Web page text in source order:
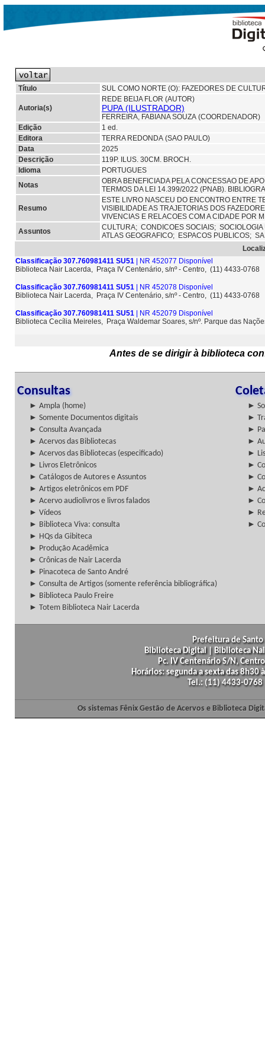
Título SUL COMO NORTE (O): FAZEDORES DE
Autoria(s)
REDE BEIJA FLOR (AUTOR)
PUPA (ILUSTRADOR)
FERREIRA, FABIANA SOUZA (COORDENADOR)
Edição
1 ed.
Editora
TERRA REDONDA (SAO PAULO)
Data
2025
Descrição
119P. ILUS. 30CM. BROCH.
Idioma
PORTUGUES
Notas
OBRA BENEFICIADA PELA CONCESSAO DE
TERMOS DA LEI 14.399/2022 (PNAB).
Resumo
ESTE LIVRO NASCEU DO ENCONTRO ENTRE
VISIBILIDADE AS TRAJETORIAS DOS
VIVENCIAS E RELACOES COM A CIDADE POR
Assuntos
CULTURA; CONDICOES SOCIAIS;
ATLAS GEOGRAFICO; ESPACOS PUBLICOS;
Classificação 307.760981411 SU51 | NR 452077 Disponível
Biblioteca Nair Lacerda, Praça IV Centenário, s/nº - Centro, (11) 4433-0768
Classificação 307.760981411 SU51 | NR 452078 Disponível
Biblioteca Nair Lacerda, Praça IV Centenário, s/nº - Centro, (11) 4433-0768
Classificação 307.760981411 SU51 | NR 452079 Disponível
Biblioteca Cecília Meireles, Praça Waldemar Soares, s/nº. Parque das
Antes de se dirigir à biblioteca
Consultas
► Ampla (home)
►
► Somente Documentos digitais
►
► Consulta Avançada
►
► Acervos das Bibliotecas
►
► Acervos das Bibliotecas (especificado)
►
► Livros Eletrônicos
►
► Catálogos de Autores e Assuntos
►
► Artigos eletrônicos em PDF
►
► Acervo audiolivros e livros falados
►
► Vídeos
►
► Biblioteca Viva: consulta
►
► HQs da Gibiteca
► Produção Acadêmica
► Crônicas de Nair Lacerda
► Pinacoteca de Santo André
► Consulta de Artigos (somente referência bibliográfica)
► Biblioteca Paulo Freire
► Totem Biblioteca Nair Lacerda
Prefeitura de
Biblioteca Digital | Biblioteca
Pc. IV Centenário S/N,
Horários: segunda a sexta das
Tel.: (11) 4433-
Os sistemas Fênix Gestão de Acervos e Biblioteca